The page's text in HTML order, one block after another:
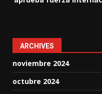
ARCHIVES
noviembre 2024
octubre 2024